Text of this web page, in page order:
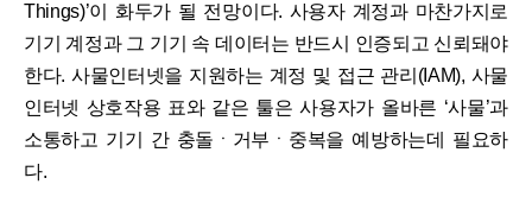
Things)’이 화두가 될 전망이다. 사용자 계정과 마찬가지로
기기 계정과 그 기기 속 데이터는 반드시 인증되고 신뢰돼야
한다. 사물인터넷을 지원하는 계정 및 접근 관리(IAM), 사물
인터넷 상호작용 표와 같은 툴은 사용자가 올바른 ‘사물’과
소통하고 기기 간 충돌ㆍ거부ㆍ중복을 예방하는데 필요하
다.